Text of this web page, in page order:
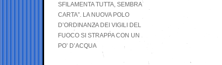
SFILAMENTA TUTTA, SEMBRA
CARTA”. LA NUOVA POLO
D’ORDINANZA DEI VIGILI DEL
FUOCO SI STRAPPA CON UN
PO’ D’ACQUA